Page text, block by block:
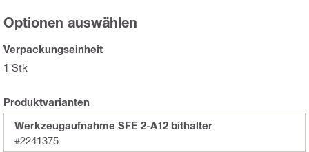
Optionen auswählen
Verpackungseinheit
1 Stk
Produktvarianten
Werkzeugaufnahme SFE 2-A12 bithalter
#2241375